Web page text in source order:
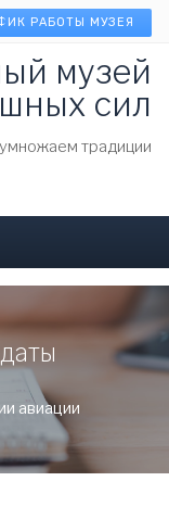
РАБОТЫ МУЗЕЯ
музей
сил
традиции
авиации